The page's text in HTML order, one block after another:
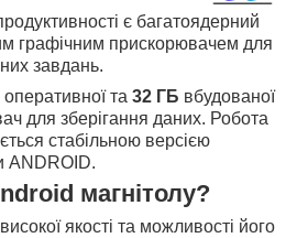
є багатоядерний
графічним прискорювачем для
завдань.
оперативної та 32 ГБ вбудованої
для зберігання даних. Робота
стабільною версією
ANDROID.
магнітолу?
якості та можливості його